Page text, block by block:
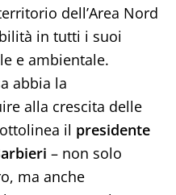
dell’Area Nord
in tutti i suoi
e ambientale.
abbia la
alla crescita delle
il presidente
– non solo
ma anche